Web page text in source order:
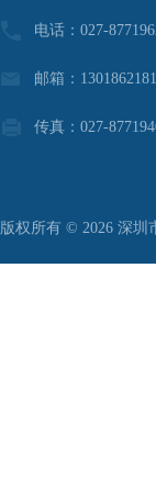
电话：027-
邮箱：
传真：027-
版权所有 © 2026 深圳